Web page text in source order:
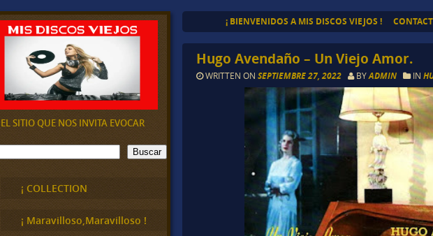
¡ BIENVENIDOS A MIS DISCOS VIEJOS !
Hugo Avendaño – Un Viejo Amor.
WRITTEN ONSEPTIEMBRE 27, 2022 BYADMIN IN
EL SITIO QUE NOS INVITA EVOCAR
Buscar
¡ COLLECTION
¡ Maravilloso,Maravilloso !